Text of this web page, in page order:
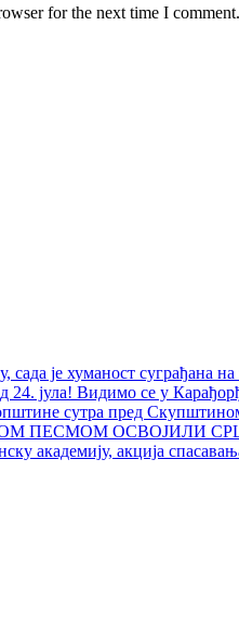
for the next time I comment.
је хуманост суграђана на
24. јула! Видимо се у
сутра пред
ПЕСМОМ ОСВОЈИЛИ
академију, акција